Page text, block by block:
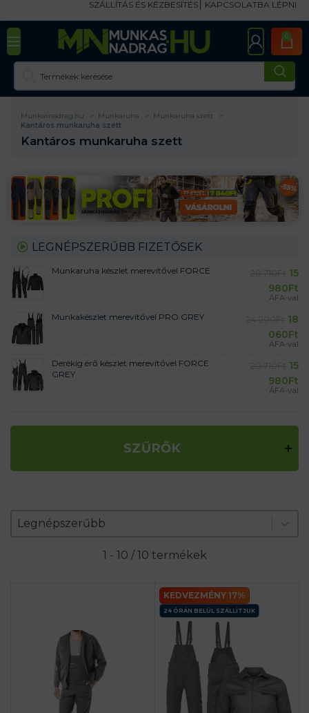
SZÁLLÍTÁS ÉS KÉZBESÍTÉS KAPCSOLATBA LÉPNI
0
Munkasnadrag.hu Munkaruha
Munkaruha szett
Kantáros munkaruha szett
Kantáros munkaruha szett
LEGNÉPSZERŰBB FIZETŐSEK
Munkaruha készlet merevítővel FORCE
15
980Ft
ÁFA-val
Munkakészlet merevítővel PRO GREY
18
060Ft
ÁFA-val
Derékig érő készlet merevítővel FORCE
GREY
15
980Ft
ÁFA-val
SZŰRŐK
Zoradenie produktov
Sort content
Legnépszerűbb
Sort content
1 - 10 / 10 termékek
KEDVEZMÉNY 17%
24 ÓRÁN BELÜL SZÁLLÍTJUK